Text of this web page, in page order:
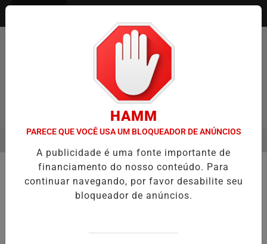
EM ALTA
🏭 ECONOMIA E NEGÓCIOS
Shein abre loja temporária em
Porto Alegre com 12 mil itens à
HAMM
PARECE QUE VOCÊ USA UM BLOQUEADOR DE ANÚNCIOS
A publicidade é uma fonte importante de
financiamento do nosso conteúdo. Para
continuar navegando, por favor desabilite seu
bloqueador de anúncios.